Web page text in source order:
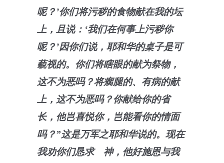
呢？’你们将污秽的食物献在我的坛
上，且说：‘我们在何事上污秽你
呢？’因你们说，耶和华的桌子是可
藐视的。你们将瞎眼的献为祭物，
这不为恶吗？将瘸腿的、有病的献
上，这不为恶吗？你献给你的省
长，他岂喜悦你，岂能看你的情面
吗？”这是万军之耶和华说的。现在
我劝你们恳求 神，他好施恩与我